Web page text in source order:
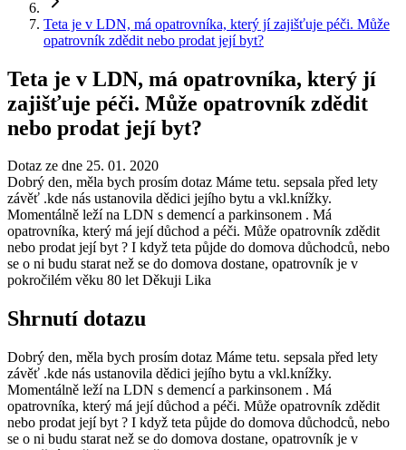
Teta je v LDN, má opatrovníka, který jí zajišťuje péči. Může
opatrovník zdědit nebo prodat její byt?
Teta je v LDN, má opatrovníka, který jí
zajišťuje péči. Může opatrovník zdědit
nebo prodat její byt?
Dotaz ze dne 25. 01. 2020
Dobrý den, měla bych prosím dotaz Máme tetu. sepsala před lety
závěť .kde nás ustanovila dědici jejího bytu a vkl.knížky.
Momentálně leží na LDN s demencí a parkinsonem . Má
opatrovníka, který má její důchod a péči. Může opatrovník zdědit
nebo prodat její byt ? I když teta půjde do domova důchodců, nebo
se o ni budu starat než se do domova dostane, opatrovník je v
pokročilém věku 80 let Děkuji Lika
Shrnutí dotazu
Dobrý den, měla bych prosím dotaz Máme tetu. sepsala před lety
závěť .kde nás ustanovila dědici jejího bytu a vkl.knížky.
Momentálně leží na LDN s demencí a parkinsonem . Má
opatrovníka, který má její důchod a péči. Může opatrovník zdědit
nebo prodat její byt ? I když teta půjde do domova důchodců, nebo
se o ni budu starat než se do domova dostane, opatrovník je v